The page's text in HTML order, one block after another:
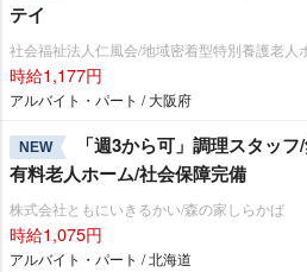
テイ
社会福祉法人仁風会/地域密着型特別養護老人
時給1,177円
アルバイト・パート / 大阪府
NEW
「週3から可」調理スタッ
有料老人ホーム/社会保障完備
株式会社ともにいきるかい/森の家しらかば
時給1,075円
アルバイト・パート / 北海道